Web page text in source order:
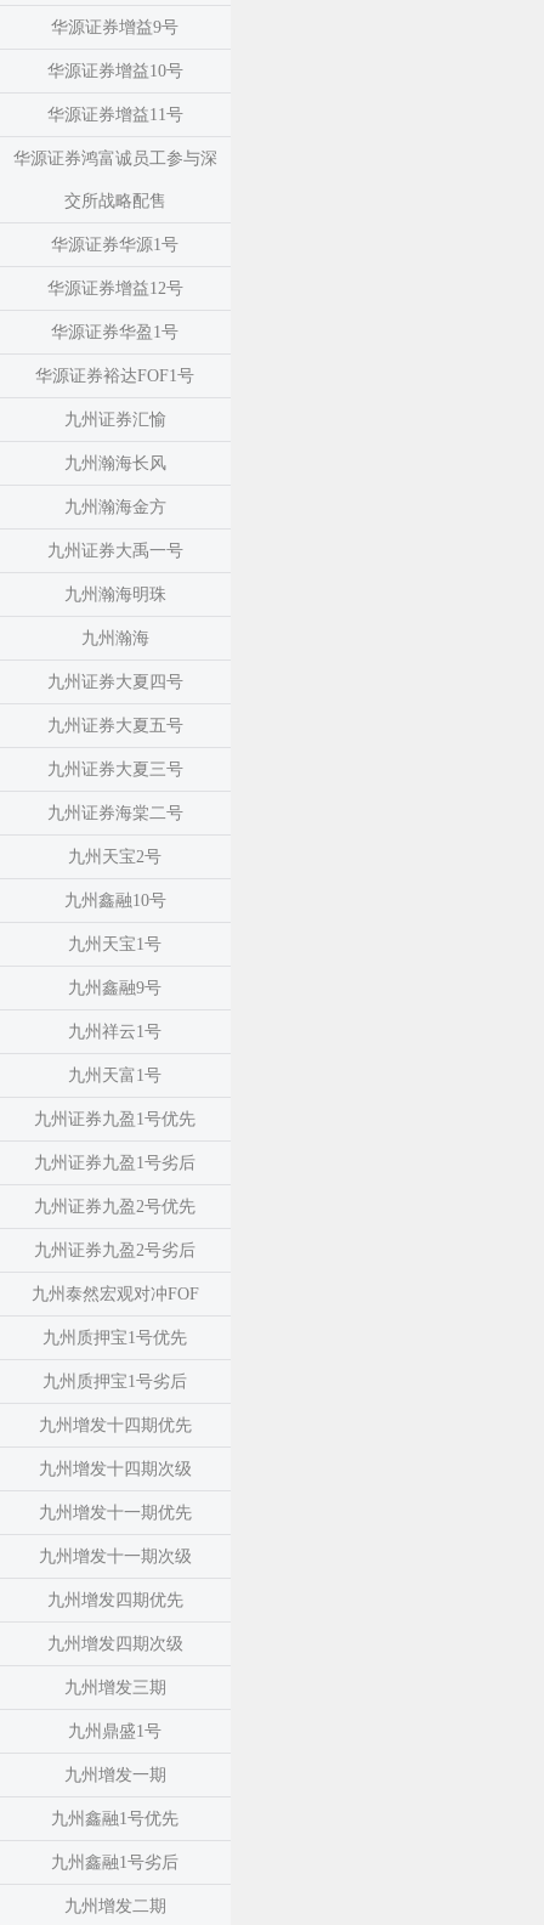
华源证券增益9号
华源证券增益10号
华源证券增益11号
华源证券鸿富诚员工参与深
交所战略配售
华源证券华源1号
华源证券增益12号
华源证券华盈1号
华源证券裕达FOF1号
九州证券汇愉
九州瀚海长风
九州瀚海金方
九州证券大禹一号
九州瀚海明珠
九州瀚海
九州证券大夏四号
九州证券大夏五号
九州证券大夏三号
九州证券海棠二号
九州天宝2号
九州鑫融10号
九州天宝1号
九州鑫融9号
九州祥云1号
九州天富1号
九州证券九盈1号优先
九州证券九盈1号劣后
九州证券九盈2号优先
九州证券九盈2号劣后
九州泰然宏观对冲FOF
九州质押宝1号优先
九州质押宝1号劣后
九州增发十四期优先
九州增发十四期次级
九州增发十一期优先
九州增发十一期次级
九州增发四期优先
九州增发四期次级
九州增发三期
九州鼎盛1号
九州增发一期
九州鑫融1号优先
九州鑫融1号劣后
九州增发二期